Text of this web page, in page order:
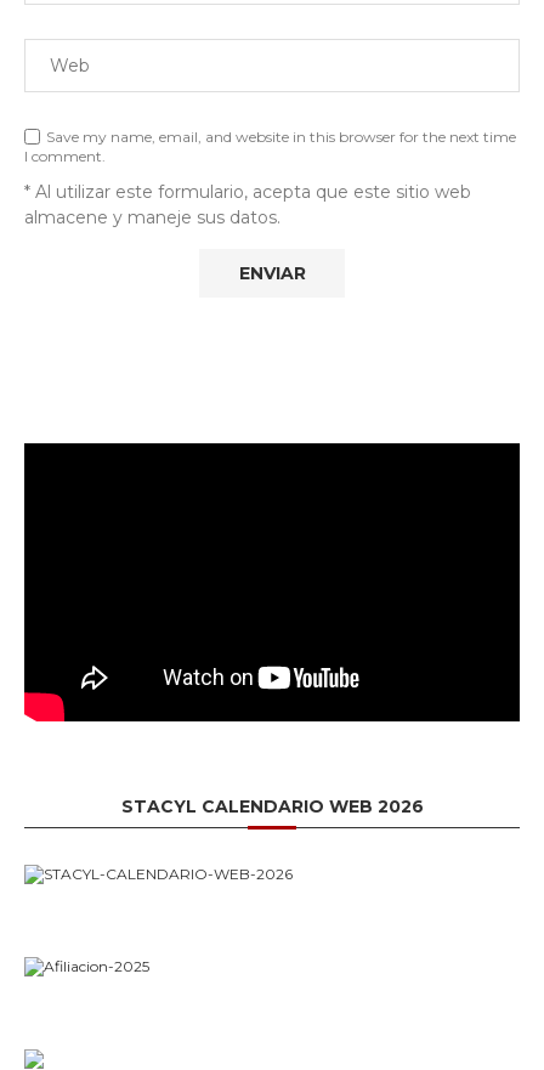
Save my name, email, and website in this browser for the next time
I comment.
* Al utilizar este formulario, acepta que este sitio web
almacene y maneje sus datos.
STACYL CALENDARIO WEB 2026